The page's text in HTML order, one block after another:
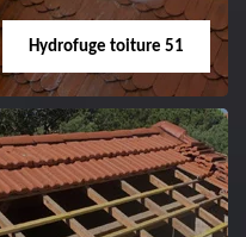
Hydrofuge toiture 51
Hydrofuge toiture